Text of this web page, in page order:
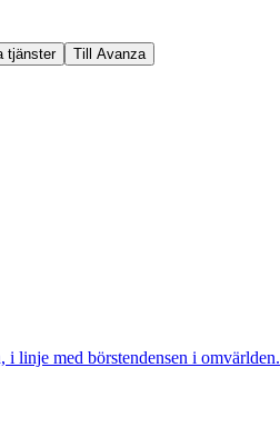
tjänster
Till Avanza
linje med börstendensen i omvärlden.